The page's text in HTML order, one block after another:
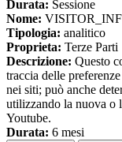
Durata: Sessione
Nome:
Tipologia: analitico
Proprieta: Terze Parti
Descrizione: Questo
traccia delle
nei siti; può anche
utilizzando la nuova o
Youtube.
Durata: 6 mesi